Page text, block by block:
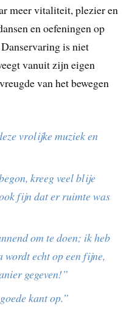
meer vitaliteit, plezier en
en oefeningen op
is niet
vanuit zijn eigen
van het bewegen
vrolijke muziek en
kreeg veel blije
fijn dat er ruimte was
om te doen; ik heb
echt op een fijne,
gegeven!”
kant op.”